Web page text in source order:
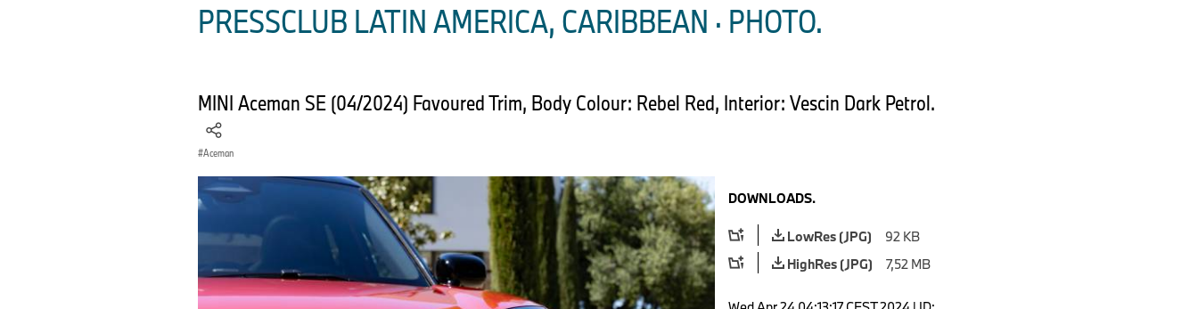
PRESSCLUB LATIN AMERICA, CARIBBEAN · PHOTO.
MINI Aceman SE (04/2024) Favoured Trim, Body Colour: Rebel Red, Interior: Vescin Dark Petrol.
Aceman
DOWNLOADS.
LowRes (JPG)
92 KB
HighRes (JPG)
7,52 MB